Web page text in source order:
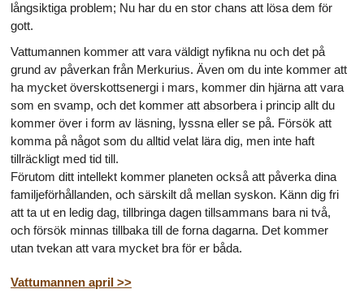
långsiktiga problem; Nu har du en stor chans att lösa dem för
gott.
Vattumannen kommer att vara väldigt nyfikna nu och det på
grund av påverkan från Merkurius. Även om du inte kommer att
ha mycket överskottsenergi i mars, kommer din hjärna att vara
som en svamp, och det kommer att absorbera i princip allt du
kommer över i form av läsning, lyssna eller se på. Försök att
komma på något som du alltid velat lära dig, men inte haft
tillräckligt med tid till.
Förutom ditt intellekt kommer planeten också att påverka dina
familjeförhållanden, och särskilt då mellan syskon. Känn dig fri
att ta ut en ledig dag, tillbringa dagen tillsammans bara ni två,
och försök minnas tillbaka till de forna dagarna. Det kommer
utan tvekan att vara mycket bra för er båda.
Vattumannen april >>